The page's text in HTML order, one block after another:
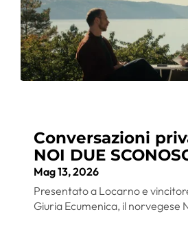
Conversazioni
NOI DUE
Mag 13, 2026
Presentato a Locarno e
Giuria Ecumenica, il norvegese